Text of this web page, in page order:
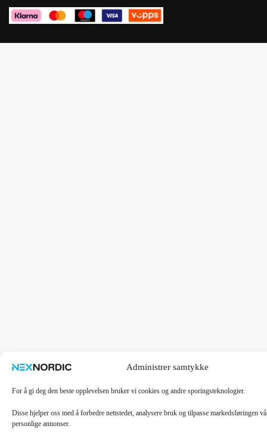
Administrer samtykke
For å gi deg den beste opplevelsen bruker vi cookies og andre sporingsteknologier.
Disse hjelper oss med å forbedre nettstedet, analysere bruk og tilpasse markedsføringen
personlige annonser.